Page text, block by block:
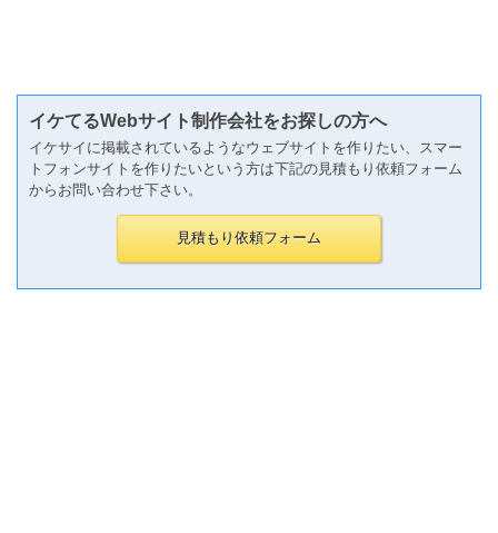
イケてるWebサイト制作会社をお探しの方へ
イケサイに掲載されているようなウェブサイトを作りたい、スマー
トフォンサイトを作りたいという方は下記の見積もり依頼フォーム
からお問い合わせ下さい。